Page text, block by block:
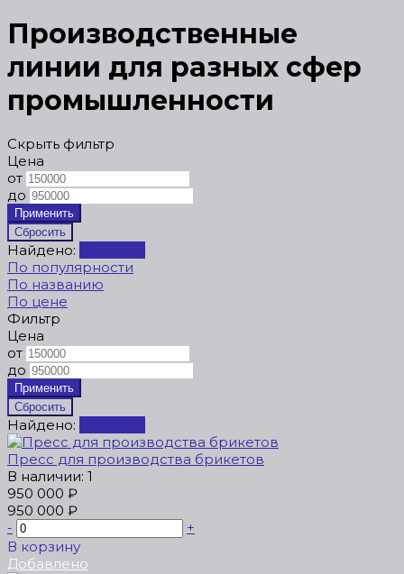
Производственные
линии для разных сфер
промышленности
Скрыть фильтр
Цена
от
до
Найдено:
По популярности
По названию
По цене
Фильтр
Цена
от
до
Найдено:
Пресс для производства брикетов
В наличии: 1
950 000 ₽
950 000 ₽
-
+
В корзину
Добавлено